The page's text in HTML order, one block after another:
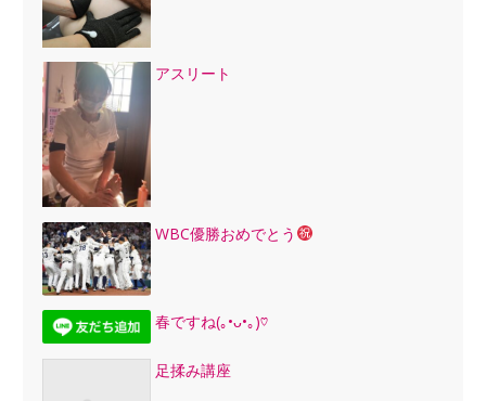
アスリート
WBC優勝おめでとう
春ですね(｡•ᴗ•｡)♡
足揉み講座